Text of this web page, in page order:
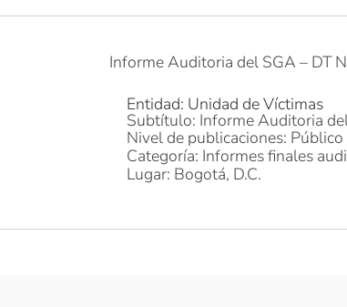
Informe Auditoria del SGA – DT
Entidad: Unidad de Víctimas
Subtítulo: Informe Auditoria
Nivel de publicaciones: Público
Categoría: Informes finales
Lugar: Bogotá, D.C.